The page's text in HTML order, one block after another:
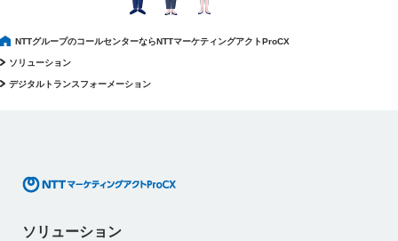
NTTグループのコールセンターならNTTマーケティングアクトProCX
ソリューション
デジタルトランスフォーメーション
ソリューション